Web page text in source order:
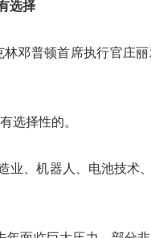
选择
邓普顿首席执行官庄
选择性的。
业、机器人、电池技术